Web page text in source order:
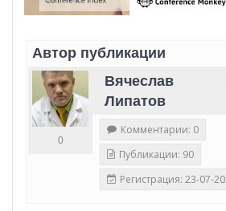
Автор публикации
Вячеслав
Липатов
0
Комментарии: 0
Публикации: 90
Регистрация: 23-07-